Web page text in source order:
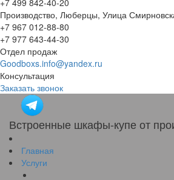
+7 499 842-40-20
Производство, Люберцы, Улица
+7 967 012-88-80
+7 977 643-44-30
Отдел продаж
Goodboxs.info@yandex.ru
Консультация
Заказать звонок
Встроенные шкафы-купе от
Главная
Услуги